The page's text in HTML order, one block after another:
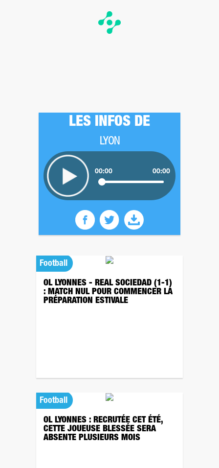
LES INFOS DE
LYON
00:00 00:00
Football
OL LYONNES - REAL SOCIEDAD (1-1)
: MATCH NUL POUR COMMENCER LA
PRÉPARATION ESTIVALE
Football
OL LYONNES : RECRUTÉE CET ÉTÉ,
CETTE JOUEUSE BLESSÉE SERA
ABSENTE PLUSIEURS MOIS